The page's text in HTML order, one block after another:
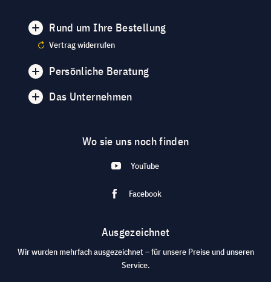
Rund um Ihre Bestellung
Vertrag widerrufen
Persönliche Beratung
Das Unternehmen
Wo sie uns noch finden
YouTube
Facebook
Ausgezeichnet
Wir wurden mehrfach ausgezeichnet – für unsere Preise und unseren
Service.